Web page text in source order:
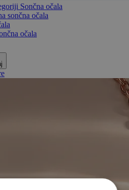
Sončna očala
sončna očala
očala